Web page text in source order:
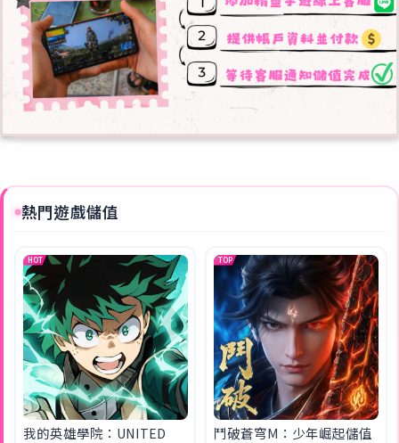
熱門遊戲儲值
HOT
我的英雄學院：UNITED
TOP
鬥破蒼穹M：少年崛起儲值